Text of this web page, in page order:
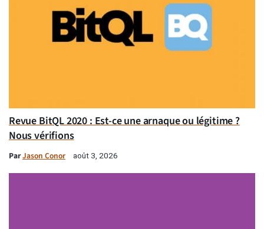
Revue BitQL 2020 : Est-ce une arnaque ou légitime ?
Nous vérifions
ParJason Conor août 3, 2026